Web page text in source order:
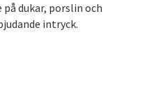
dukar, porslin och
intryck.